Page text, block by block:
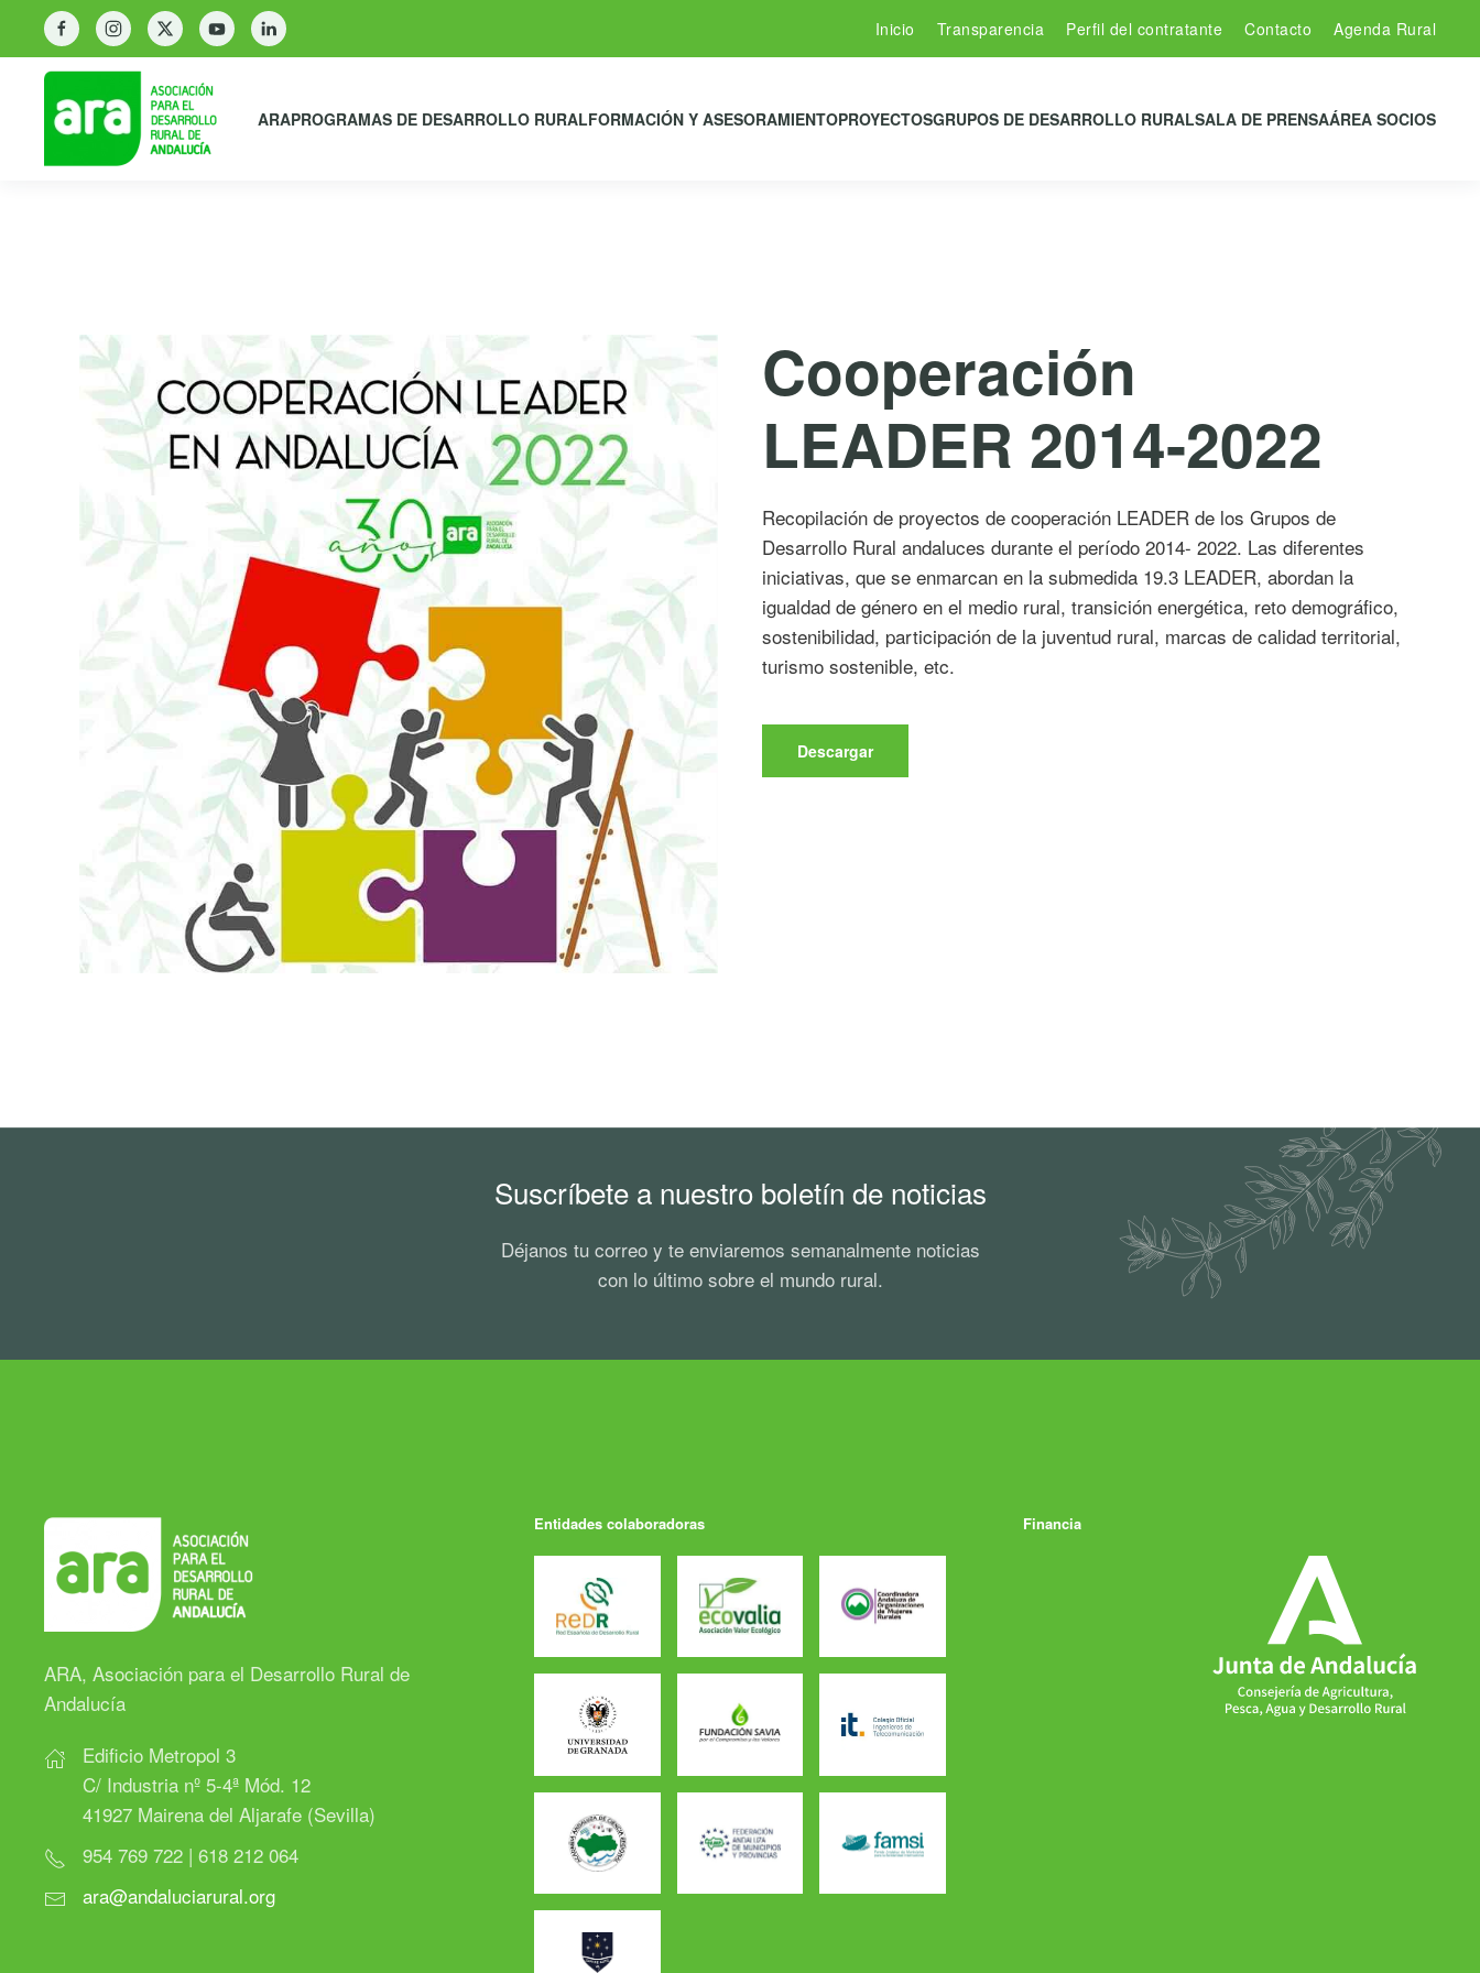
Inicio Transparencia Perfil del contratante Contacto Agenda Rural
ARAPROGRAMAS DE DESARROLLO RURALFORMACIÓN Y ASESORAMIENTOPROYECTOSGRUPOS DE DESARROLLO RURALSALA DE PRENSAÁREA SOCIOS
Cooperación
LEADER 2014-2022
Recopilación de proyectos de cooperación LEADER de los Grupos de
Desarrollo Rural andaluces durante el período 2014- 2022. Las diferentes
iniciativas, que se enmarcan en la submedida 19.3 LEADER, abordan la
igualdad de género en el medio rural, transición energética, reto demográfico,
sostenibilidad, participación de la juventud rural, marcas de calidad territorial,
turismo sostenible, etc.
Descargar
Suscríbete a nuestro boletín de noticias
Déjanos tu correo y te enviaremos semanalmente noticias
con lo último sobre el mundo rural.
ARA, Asociación para el Desarrollo Rural de
Andalucía
Edificio Metropol 3
C/ Industria nº 5-4ª Mód. 12
41927 Mairena del Aljarafe (Sevilla)
954 769 722 | 618 212 064
ara@andaluciarural.org
Entidades colaboradoras Financia